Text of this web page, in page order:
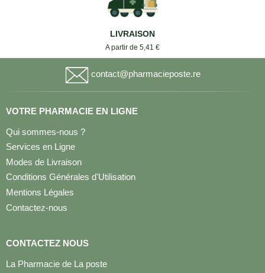
LIVRAISON
A partir de 5,41 €
contact@pharmacieposte.re
VOTRE PHARMACIE EN LIGNE
Qui sommes-nous ?
Services en Ligne
Modes de Livraison
Conditions Générales d'Utilisation
Mentions Légales
Contactez-nous
CONTACTEZ NOUS
La Pharmacie de La poste